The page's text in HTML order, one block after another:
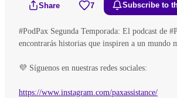
Share 7 Subscribe to
#PodPax Segunda Temporada: El podcast de
encontrarás historias que inspiren a un mundo
💜 Síguenos en nuestras redes sociales:
https://www.instagram.com/paxassistance/